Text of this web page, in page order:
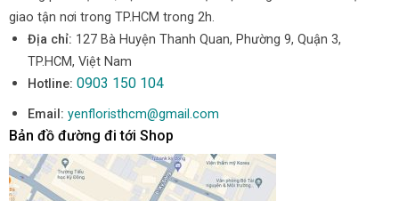
giao tận nơi trong TP.HCM trong 2h.
Địa chỉ: 127 Bà Huyện Thanh Quan, Phường 9, Quận 3,
TP.HCM, Việt Nam
Hotline: 0903 150 104
Email: yenfloristhcm@gmail.com
Bản đồ đường đi tới Shop